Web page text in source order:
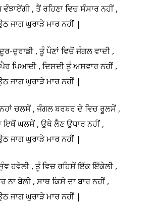
, ਤੈਂ ਰਹਿਣਾ ਵਿਚ ਸੰਸਾਰ ਨਹੀਂ ,
ਜਾਗ ਘੁਰਾੜੇ ਮਾਰ ਨਹੀਂ |
ਦੁਰਾਡੀ , ਤੂੰ ਪੌਣਾਂ ਵਿਚੋਂ ਜੰਗਲ ਵਾਦੀ ,
ਪਿਆਦੀ , ਦਿਸਦੀ ਤੂੰ ਅਸਵਾਰ ਨਹੀਂ ,
ਜਾਗ ਘੁਰਾੜੇ ਮਾਰ ਨਹੀਂ |
ਚਲਸੇਂ , ਜੰਗਲ ਬਰਬਰ ਦੇ ਵਿਚ ਰੂਲਸੇਂ ,
ਇਥੋਂ ਘਲਸੇਂ , ਉਥੇ ਲੈਣ ਉਧਾਰ ਨਹੀਂ ,
ਜਾਗ ਘੁਰਾੜੇ ਮਾਰ ਨਹੀਂ |
ਹਵੇਲੀ , ਤੂੰ ਵਿਚ ਰਹਿਸੇਂ ਇੱਕ ਇੱਕੇਲੀ ,
ਨਾ ਬੋਲੀ , ਸਾਥ ਕਿਸੇ ਦਾ ਬਾਰ ਨਹੀਂ ,
ਜਾਗ ਘੁਰਾੜੇ ਮਾਰ ਨਹੀਂ |